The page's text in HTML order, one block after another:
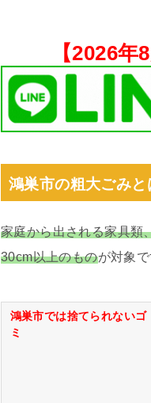
【2026年
鴻巣市の粗大ごみと
家庭から出される家具類
30cm以上のものが対象で
鴻巣市では捨てられないゴ
ミ